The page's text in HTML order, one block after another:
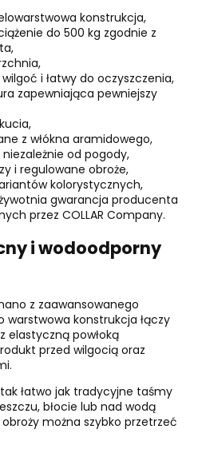
konstrukcja,
do 500 kg zgodnie z
i łatwy do oczyszczenia,
zapewniająca pewniejszy
z włókna aramidowego,
od pogody,
i regulowane obroże,
kolorystycznych,
gwarancja producenta
przez COLLAR Company.
i wodoodporny
z zaawansowanego
warstwowa konstrukcja łączy
elastyczną powłoką
przed wilgocią oraz
łatwo jak tradycyjne taśmy
błocie lub nad wodą
można szybko przetrzeć